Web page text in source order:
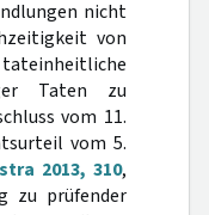
nicht
von
tateinheitliche
Taten zu
vom 11.
vom 5.
2013, 310,
zu prüfender